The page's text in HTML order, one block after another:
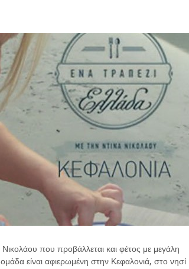
που προβάλλεται και φέτος με μεγάλη
είναι αφιερωμένη στην Κεφαλονιά, στο νησί